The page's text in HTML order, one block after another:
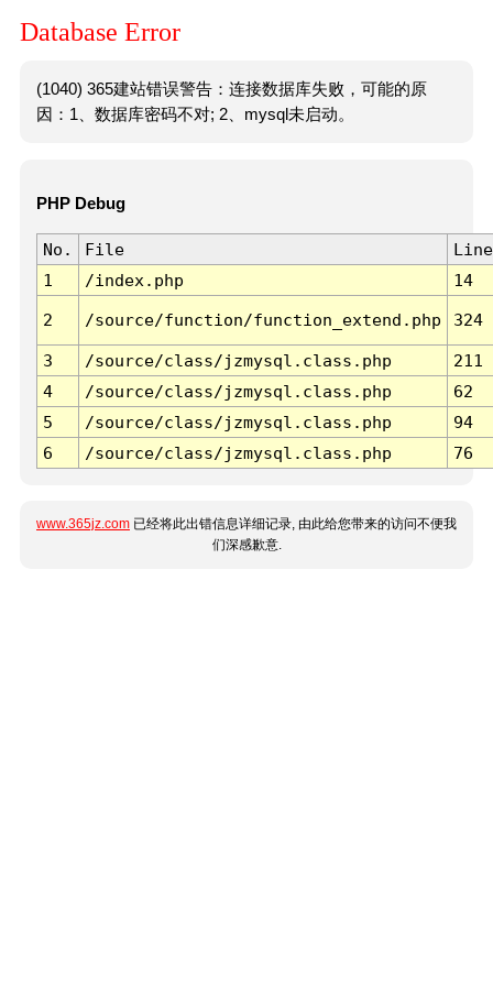
Database Error
(1040) 365建站错误警告：连接数据库失败，可能的原
因：1、数据库密码不对; 2、mysql未启动。
PHP Debug
No. File
Line
1
/index.php 14
2 /source/function/function_extend.php 324
3 /source/class/jzmysql.class.php
211
4
/source/class/jzmysql.class.php
62
5
/source/class/jzmysql.class.php
94
6
/source/class/jzmysql.class.php 76
www.365jz.com 已经将此出错信息详细记录, 由此给您带来的访问不便我
们深感歉意.